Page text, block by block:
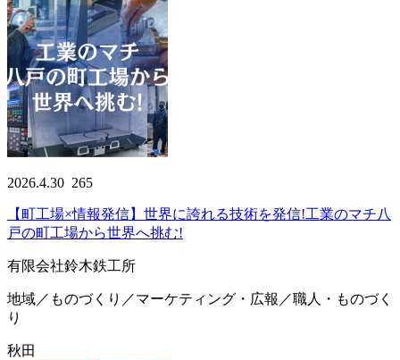
2026.4.30 265
【町工場×情報発信】世界に誇れる技術を発信!工業のマチ八
戸の町工場から世界へ挑む!
有限会社鈴木鉄工所
地域／ものづくり／マーケティング・広報／職人・ものづく
り
秋田